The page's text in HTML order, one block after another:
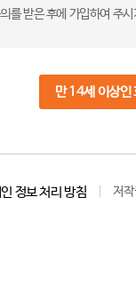
를 받은 후에 가입하여 주
만 14세 이상인
정보 처리 방침 저